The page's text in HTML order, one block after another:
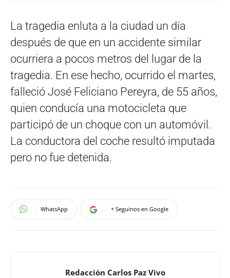
La tragedia enluta a la ciudad un día
después de que en un accidente similar
ocurriera a pocos metros del lugar de la
tragedia. En ese hecho, ocurrido el martes,
falleció José Feliciano Pereyra, de 55 años,
quien conducía una motocicleta que
participó de un choque con un automóvil.
La conductora del coche resultó imputada
pero no fue detenida.
WhatsApp + Seguinos en Google
Redacción Carlos Paz Vivo